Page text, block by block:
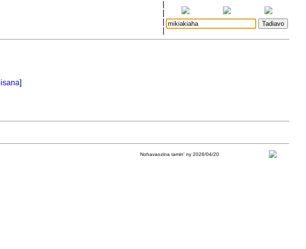
]
Nohavaozina tamin' ny 2026/04/20